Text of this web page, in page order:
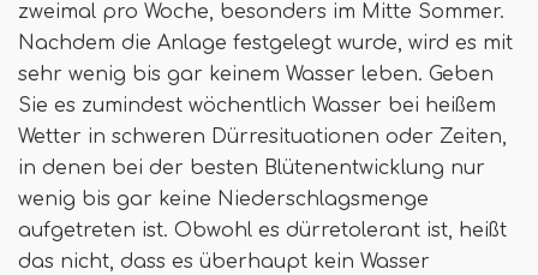
zweimal pro Woche, besonders im Mitte Sommer.
Nachdem die Anlage festgelegt wurde, wird es mit
sehr wenig bis gar keinem Wasser leben. Geben
Sie es zumindest wöchentlich Wasser bei heißem
Wetter in schweren Dürresituationen oder Zeiten,
in denen bei der besten Blütenentwicklung nur
wenig bis gar keine Niederschlagsmenge
aufgetreten ist. Obwohl es dürretolerant ist, heißt
das nicht, dass es überhaupt kein Wasser